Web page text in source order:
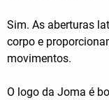
Sim. As aberturas
corpo e
movimentos.
O logo da Joma é